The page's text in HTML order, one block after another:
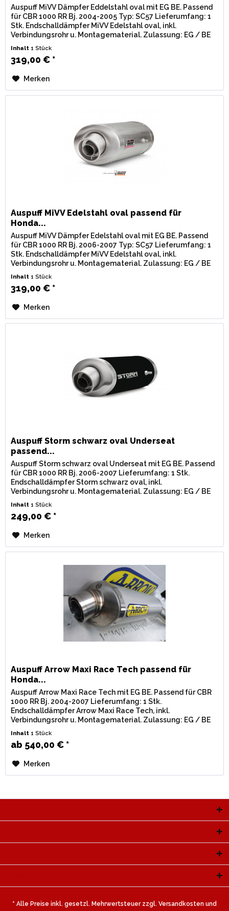
Auspuff MiVV Dämpfer Eddelstahl oval mit EG BE. Passend
für CBR 1000 RR Bj. 2004-2005 Typ: SC57 Lieferumfang: 1
Stk. Endschalldämpfer MiVV Edelstahl oval, inkl.
Verbindungsrohr u. Montagematerial. Zulassung: EG / BE
Inhalt1 Stück
319,00 € *
Merken
Auspuff MiVV Edelstahl oval passend für
Honda...
Auspuff MiVV Dämpfer Edelstahl oval mit EG BE. Passend
für CBR 1000 RR Bj. 2006-2007 Typ: SC57 Lieferumfang: 1
Stk. Endschalldämpfer MiVV Edelstahl oval, inkl.
Verbindungsrohr u. Montagematerial. Zulassung: EG / BE
Inhalt1 Stück
319,00 € *
Merken
Auspuff Storm schwarz oval Underseat
passend...
Auspuff Storm schwarz oval Underseat mit EG BE. Passend
für CBR 1000 RR Bj. 2006-2007 Lieferumfang: 1 Stk.
Endschalldämpfer Storm schwarz oval, inkl.
Verbindungsrohr u. Montagematerial. Zulassung: EG / BE
(Straßenzulassung) mit...
Inhalt1 Stück
249,00 € *
Merken
Auspuff Arrow Maxi Race Tech passend für
Honda...
Auspuff Arrow Maxi Race Tech mit EG BE. Passend für CBR
1000 RR Bj. 2004-2007 Lieferumfang: 1 Stk.
Endschalldämpfer Arrow Maxi Race Tech, inkl.
Verbindungsrohr u. Montagematerial. Zulassung: EG / BE
Inhalt1 Stück
ab 540,00 € *
Merken
* Alle Preise inkl. gesetzl. Mehrwertsteuer zzgl. Versandkosten und